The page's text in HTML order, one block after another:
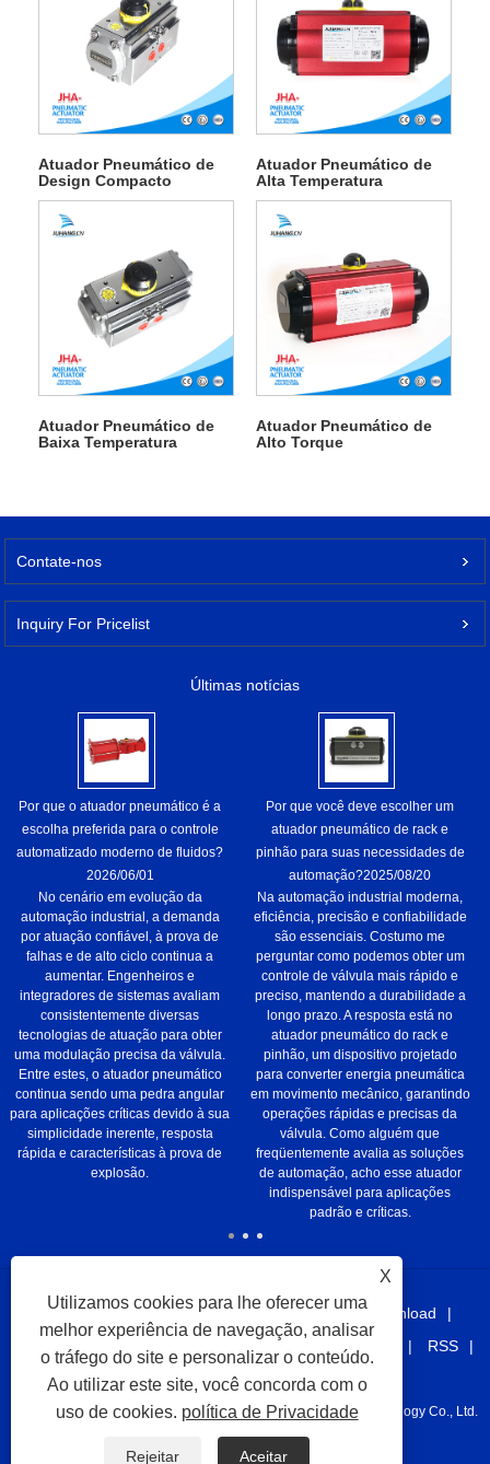
Atuador Pneumático de
Design Compacto
Atuador Pneumático de
Alta Temperatura
Atuador Pneumático de
Baixa Temperatura
Atuador Pneumático de
Alto Torque
Contate-nos
Inquiry For Pricelist
Últimas notícias
Por que o atuador pneumático é a
escolha preferida para o controle
automatizado moderno de fluidos?
2026/06/01
No cenário em evolução da
automação industrial, a demanda
por atuação confiável, à prova de
falhas e de alto ciclo continua a
aumentar. Engenheiros e
integradores de sistemas avaliam
consistentemente diversas
tecnologias de atuação para obter
uma modulação precisa da válvula.
Entre estes, o atuador pneumático
continua sendo uma pedra angular
para aplicações críticas devido à sua
simplicidade inerente, resposta
rápida e características à prova de
explosão.
Por que você deve escolher um
atuador pneumático de rack e
pinhão para suas necessidades de
automação?2025/08/20
Na automação industrial moderna,
eficiência, precisão e confiabilidade
são essenciais. Costumo me
perguntar como podemos obter um
controle de válvula mais rápido e
preciso, mantendo a durabilidade a
longo prazo. A resposta está no
atuador pneumático do rack e
pinhão, um dispositivo projetado
para converter energia pneumática
em movimento mecânico, garantindo
operações rápidas e precisas da
válvula. Como alguém que
freqüentemente avalia as soluções
de automação, acho esse atuador
indispensável para aplicações
padrão e críticas.
Lar Sobre nós Produtos Notícias
Download
Enviar consulta
links Sitemap
RSS
XML
Privacy Policy
Copyright © 2021 Taizhou Juhang Automation Equipment Technology Co., Ltd.
Todos os direitos reservados.
X
Utilizamos cookies para lhe oferecer uma
melhor experiência de navegação, analisar
o tráfego do site e personalizar o conteúdo.
Ao utilizar este site, você concorda com o
uso de cookies. política de Privacidade
Rejeitar Aceitar